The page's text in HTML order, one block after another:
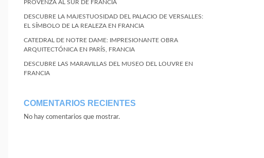
PROVENZA AL SUR DE FRANCIA
DESCUBRE LA MAJESTUOSIDAD DEL PALACIO DE VERSALLES:
EL SÍMBOLO DE LA REALEZA EN FRANCIA
CATEDRAL DE NOTRE DAME: IMPRESIONANTE OBRA
ARQUITECTÓNICA EN PARÍS, FRANCIA
DESCUBRE LAS MARAVILLAS DEL MUSEO DEL LOUVRE EN
FRANCIA
COMENTARIOS RECIENTES
No hay comentarios que mostrar.